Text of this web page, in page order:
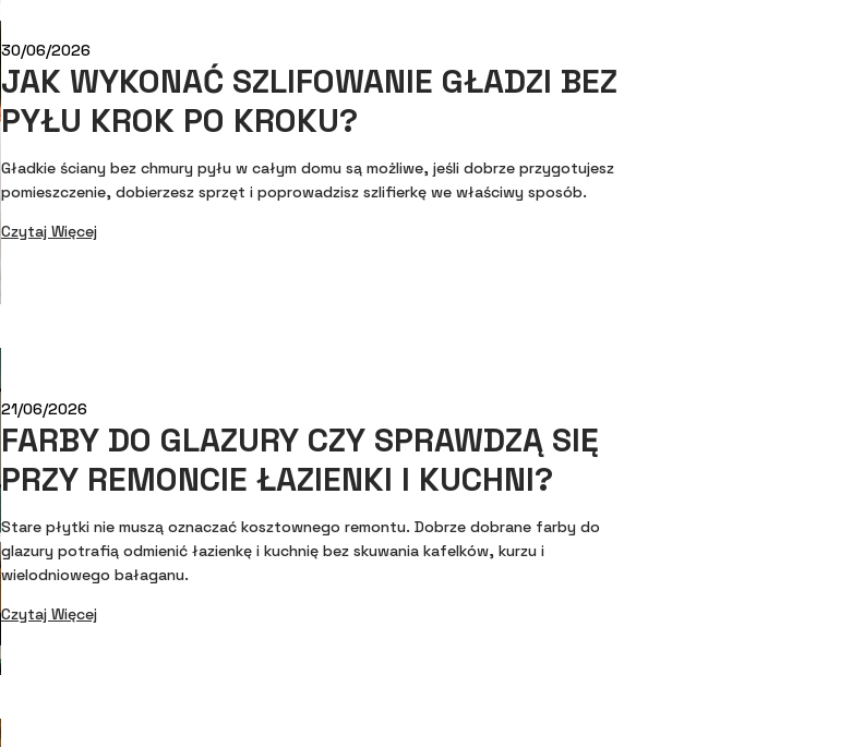
30/06/2026
JAK WYKONAĆ SZLIFOWANIE GŁADZI BEZ
PYŁU KROK PO KROKU?
Gładkie ściany bez chmury pyłu w całym domu są możliwe, jeśli dobrze przygotujesz
pomieszczenie, dobierzesz sprzęt i poprowadzisz szlifierkę we właściwy sposób.
Czytaj Więcej
21/06/2026
FARBY DO GLAZURY CZY SPRAWDZĄ SIĘ
PRZY REMONCIE ŁAZIENKI I KUCHNI?
Stare płytki nie muszą oznaczać kosztownego remontu. Dobrze dobrane farby do
glazury potrafią odmienić łazienkę i kuchnię bez skuwania kafelków, kurzu i
wielodniowego bałaganu.
Czytaj Więcej